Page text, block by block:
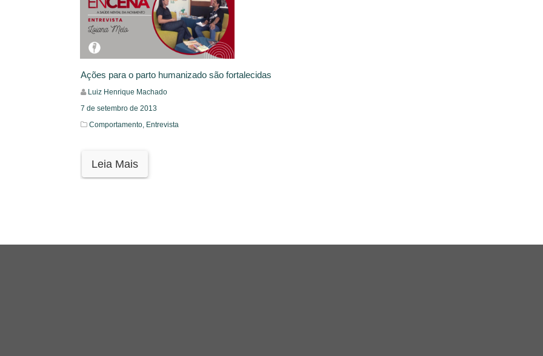
Ações para o parto humanizado são fortalecidas
Luiz Henrique Machado
7 de setembro de 2013
Comportamento, Entrevista
Leia Mais